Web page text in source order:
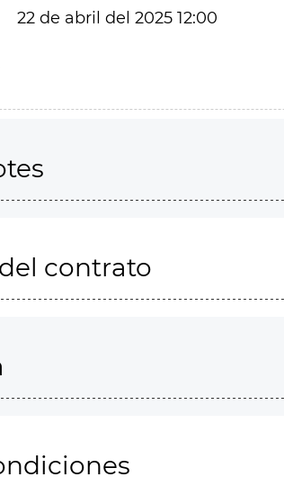
22 de abril del 2025 12:00
contrato